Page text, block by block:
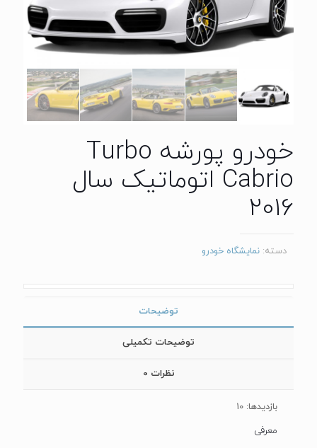
خودرو پورشه Turbo
Cabrio اتوماتیک سال
2016
دسته: نمایشگاه خودرو
توضیحات
توضیحات تکمیلی
نظرات 0
بازدیدها: 10
معرفی